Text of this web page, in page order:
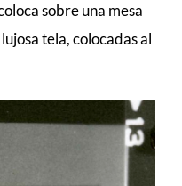
sobre una mesa
tela, colocadas al